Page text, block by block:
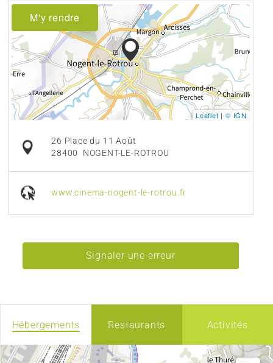
M'y rendre
Leaflet | © IGN
26 Place du 11 Août
28400
NOGENT-LE-ROTROU
www.cinema-nogent-le-rotrou.fr
Signaler une erreur
Hébergements Restaurants Activités